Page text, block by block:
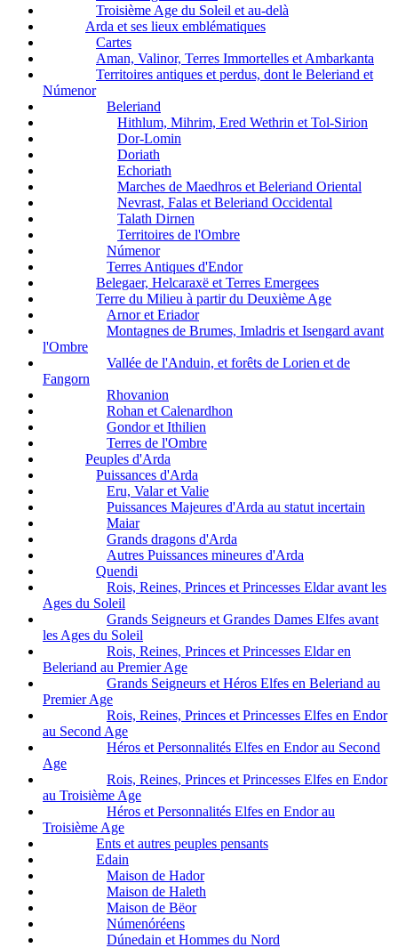
Troisième Age du Soleil et au-delà
Arda et ses lieux emblématiques
Cartes
Aman, Valinor, Terres Immortelles et Ambarkanta
Territoires antiques et perdus, dont le Beleriand et
Númenor
Beleriand
Hithlum, Mihrim, Ered Wethrin et Tol-Sirion
Dor-Lomin
Doriath
Echoriath
Marches de Maedhros et Beleriand Oriental
Nevrast, Falas et Beleriand Occidental
Talath Dirnen
Territoires de l'Ombre
Númenor
Terres Antiques d'Endor
Belegaer, Helcaraxë et Terres Emergees
Terre du Milieu à partir du Deuxième Age
Arnor et Eriador
Montagnes de Brumes, Imladris et Isengard avant
l'Ombre
Vallée de l'Anduin, et forêts de Lorien et de
Fangorn
Rhovanion
Rohan et Calenardhon
Gondor et Ithilien
Terres de l'Ombre
Peuples d'Arda
Puissances d'Arda
Eru, Valar et Valie
Puissances Majeures d'Arda au statut incertain
Maiar
Grands dragons d'Arda
Autres Puissances mineures d'Arda
Quendi
Rois, Reines, Princes et Princesses Eldar avant les
Ages du Soleil
Grands Seigneurs et Grandes Dames Elfes avant
les Ages du Soleil
Rois, Reines, Princes et Princesses Eldar en
Beleriand au Premier Age
Grands Seigneurs et Héros Elfes en Beleriand au
Premier Age
Rois, Reines, Princes et Princesses Elfes en Endor
au Second Age
Héros et Personnalités Elfes en Endor au Second
Age
Rois, Reines, Princes et Princesses Elfes en Endor
au Troisième Age
Héros et Personnalités Elfes en Endor au
Troisième Age
Ents et autres peuples pensants
Edain
Maison de Hador
Maison de Haleth
Maison de Bëor
Númenóréens
Dúnedain et Hommes du Nord